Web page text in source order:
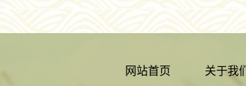
网站首页 关于我们